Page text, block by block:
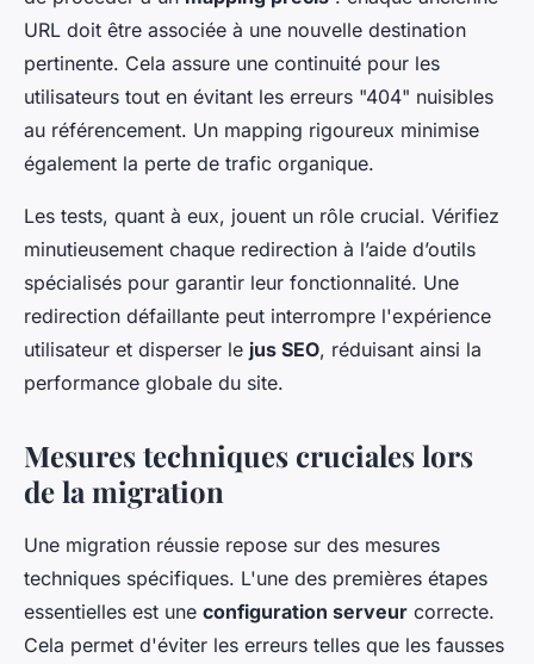
URL doit être associée à une nouvelle destination
pertinente. Cela assure une continuité pour les
utilisateurs tout en évitant les erreurs "404" nuisibles
au référencement. Un mapping rigoureux minimise
également la perte de trafic organique.
Les tests, quant à eux, jouent un rôle crucial. Vérifiez
minutieusement chaque redirection à l’aide d’outils
spécialisés pour garantir leur fonctionnalité. Une
redirection défaillante peut interrompre l'expérience
utilisateur et disperser le jus SEO, réduisant ainsi la
performance globale du site.
Mesures techniques cruciales lors
de la migration
Une migration réussie repose sur des mesures
techniques spécifiques. L'une des premières étapes
essentielles est une configuration serveur correcte.
Cela permet d'éviter les erreurs telles que les fausses